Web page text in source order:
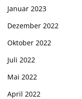
Januar 2023
Dezember 2022
Oktober 2022
Juli 2022
Mai 2022
April 2022